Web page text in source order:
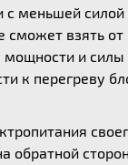
с меньшей силой
сможет взять от
и силы
к перегреву
обратной